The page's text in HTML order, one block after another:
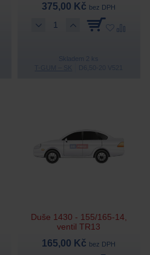
375,00 Kč bez DPH
Skladem 2 ks
Duše 1430 - 155/165-14,
ventil TR13
165,00 Kč bez DPH